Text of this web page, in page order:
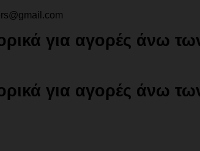
για αγορές άνω
για αγορές άνω